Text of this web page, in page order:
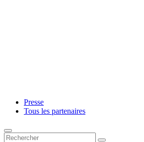
Presse
Tous les partenaires